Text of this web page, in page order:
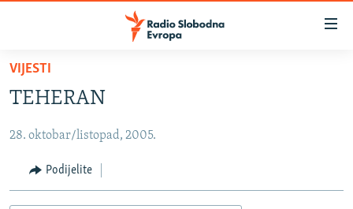
Pređite
glavni
Pređite
SRBIJA
KOSOVO
VIJESTI
TEHERAN
28. oktobar/listopad, 2005.
Podijelite